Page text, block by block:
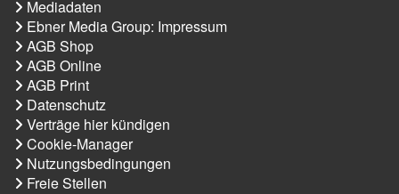
Mediadaten
Ebner Media Group: Impressum
AGB Shop
AGB Online
AGB Print
Datenschutz
Verträge hier kündigen
Cookie-Manager
Nutzungsbedingungen
Freie Stellen